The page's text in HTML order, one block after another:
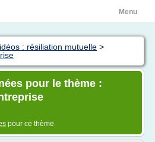
Menu
: résiliation mutuelle >
pour le thème :
pour ce thème